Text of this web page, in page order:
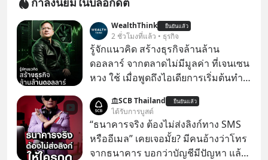
WealthThink ยืนยันแล้ว
2 ชั่วโมงที่แล้ว • ธุรกิจ
รู้จักแนวคิด สร้างธุรกิจล้านล้าน
ดอลลาร์ จากตลาดไม่มีมูลค่า ที่เจนเซน
หวง ใช้ เมื่อพูดถึงไอเดียการเริ่มต้นทำ
ทำธุรกิจที่อยู่ในตลาดใหญ่ ๆ ที่ต้องมี
ลูกค้า พร้อมขายได้ทันที
SCB Thailand ยืนยันแล้ว
ได้รับการบูสต์
“ธนาคารจริง ต้องไม่ส่งลิงก์ทาง SMS
หรืออีเมล” เคยเจอมั้ย? มีคนอ้างว่าโทร
จากธนาคาร บอกว่าบัญชีมีปัญหา แล้ว